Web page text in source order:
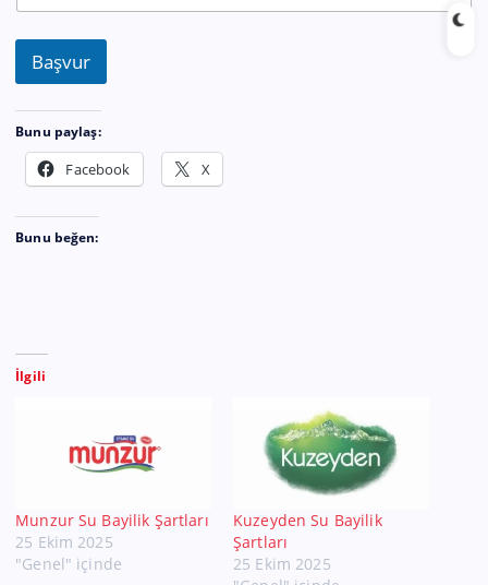
Başvur
Bunu paylaş:
Facebook X
Bunu beğen:
İlgili
Munzur Su Bayilik Şartları
25 Ekim 2025
"Genel" içinde
Kuzeyden Su Bayilik
Şartları
25 Ekim 2025